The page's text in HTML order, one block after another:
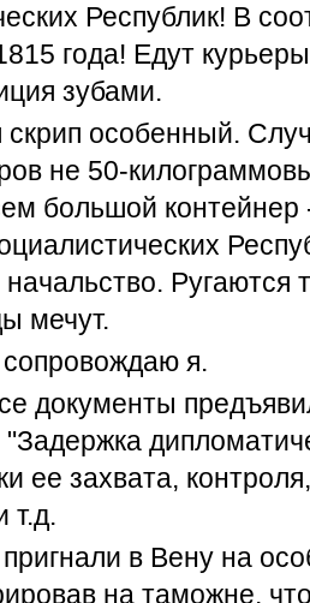
Республик! В
года! Едут
зубами.
скрип особенный.
не 50-
большой
начальство.
мечут.
я.
документы
"Задержка
ее захвата,
т.д.
в Вену на
на таможне,